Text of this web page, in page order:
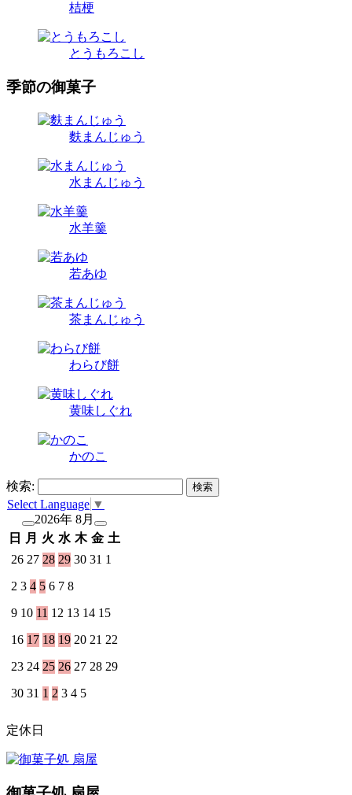
桔梗
とうもろこし
季節の御菓子
麩まんじゅう
水まんじゅう
水羊羹
若あゆ
茶まんじゅう
わらび餅
黄味しぐれ
かのこ
検索:
Select Language ▼
2026年 8月
日
月 火 水 木 金 土
26 27 28 29 30 31 1
2 3 4 5 6 7 8
9 10 11 12 13 14 15
16 17 18 19 20 21 22
23 24 25 26 27 28 29
30 31 1 2 3 4 5
定休日